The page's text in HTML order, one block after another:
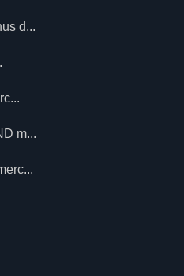
d...
m...